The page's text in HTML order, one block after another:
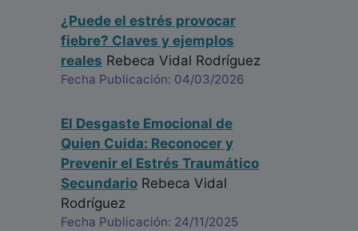
¿Puede el estrés provocar
fiebre? Claves y ejemplos
reales Rebeca Vidal Rodríguez
Fecha Publicación: 04/03/2026
El Desgaste Emocional de
Quien Cuida: Reconocer y
Prevenir el Estrés Traumático
Secundario Rebeca Vidal
Rodríguez
Fecha Publicación: 24/11/2025